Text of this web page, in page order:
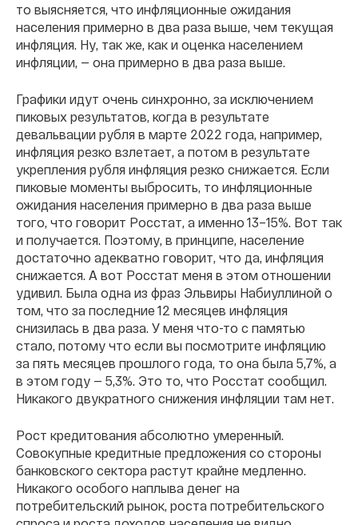
то выясняется, что инфляционные ожидания
населения примерно в два раза выше, чем текущая
инфляция. Ну, так же, как и оценка населением
инфляции, — она примерно в два раза выше.
Графики идут очень синхронно, за исключением
пиковых результатов, когда в результате
девальвации рубля в марте 2022 года, например,
инфляция резко взлетает, а потом в результате
укрепления рубля инфляция резко снижается. Если
пиковые моменты выбросить, то инфляционные
ожидания населения примерно в два раза выше
того, что говорит Росстат, а именно 13–15%. Вот так
и получается. Поэтому, в принципе, население
достаточно адекватно говорит, что да, инфляция
снижается. А вот Росстат меня в этом отношении
удивил. Была одна из фраз Эльвиры Набиуллиной о
том, что за последние 12 месяцев инфляция
снизилась в два раза. У меня что-то с памятью
стало, потому что если вы посмотрите инфляцию
за пять месяцев прошлого года, то она была 5,7%, а
в этом году — 5,3%. Это то, что Росстат сообщил.
Никакого двукратного снижения инфляции там нет.
Рост кредитования абсолютно умеренный.
Совокупные кредитные предложения со стороны
банковского сектора растут крайне медленно.
Никакого особого наплыва денег на
потребительский рынок, роста потребительского